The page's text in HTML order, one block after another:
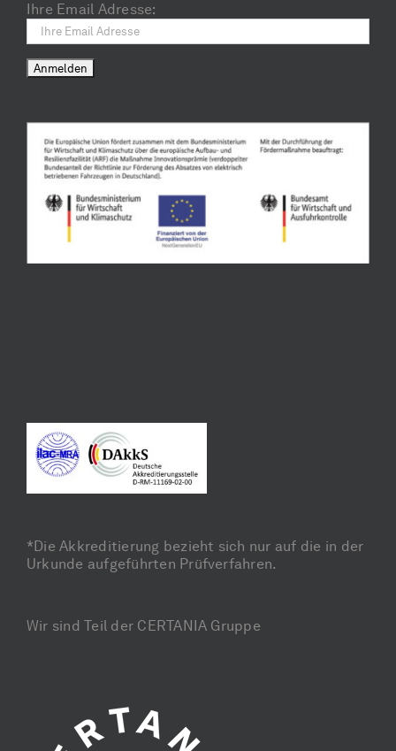
Ihre Email Adresse:
*Die Akkreditierung bezieht sich nur auf die in der
Urkunde aufgeführten Prüfverfahren.
Wir sind Teil der CERTANIA Gruppe